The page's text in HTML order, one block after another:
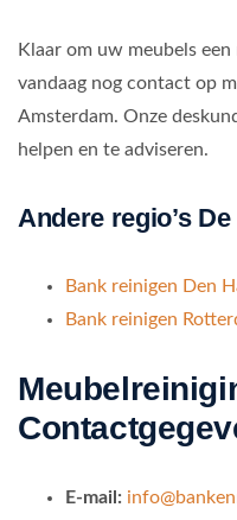
Klaar om uw meubels
vandaag nog contact op
Amsterdam. Onze
helpen en te adviseren.
Andere regio’s
Bank reinigen Den
Bank reinigen
E-mail: